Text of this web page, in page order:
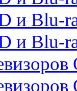
и Blu-
и Blu-